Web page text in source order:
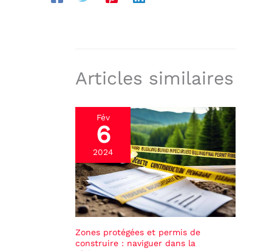
Articles similaires
Fév
6
2024
Zones protégées et permis de
construire : naviguer dans la